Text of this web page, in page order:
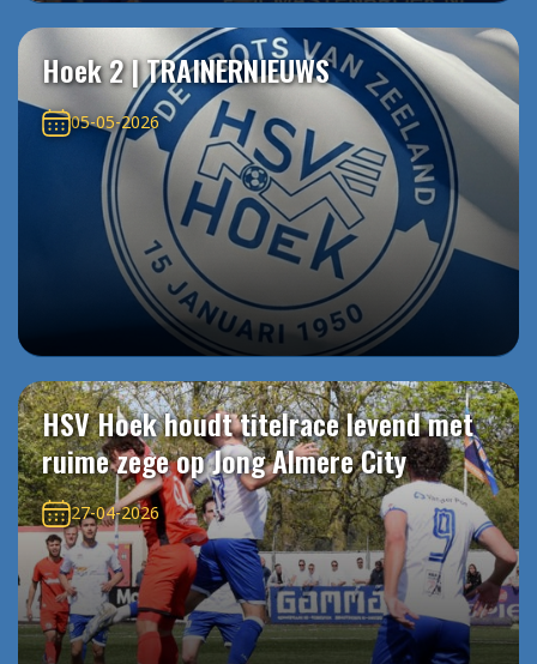
Hoek 2 | TRAINERNIEUWS
05-05-2026
HSV Hoek houdt titelrace levend met
ruime zege op Jong Almere City
27-04-2026